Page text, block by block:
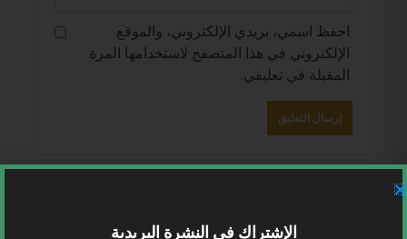
احفظ اسمي، بريدي الإلكتروني، والموقع
الإلكتروني في هذا المتصفح لاستخدامها المرة
المقبلة في تعليقي.
الإشتراك في النشرة البريدية